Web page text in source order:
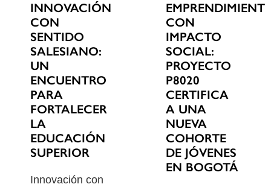
INNOVACIÓN
CON
SENTIDO
SALESIANO:
UN
ENCUENTRO
PARA
FORTALECER
LA
EDUCACIÓN
SUPERIOR
Innovación con
CON
IMPACTO
SOCIAL:
PROYECTO
P8020
CERTIFICA
A UNA
NUEVA
COHORTE
DE JÓVENES
EN BOGOTÁ